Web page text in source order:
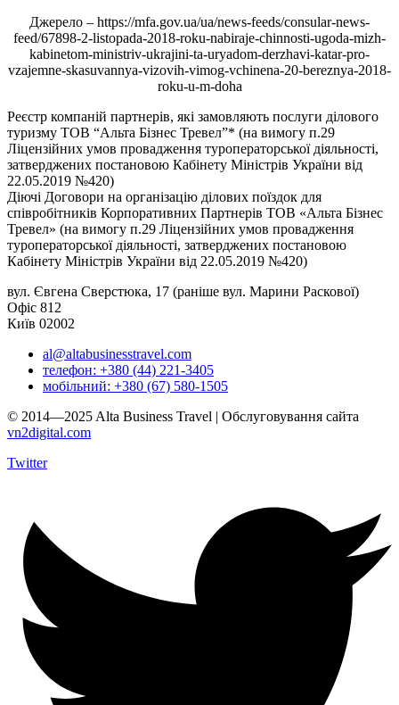
Джерело – https://mfa.gov.ua/ua/news-feeds/consular-news-
feed/67898-2-listopada-2018-roku-nabiraje-chinnosti-ugoda-mizh-
kabinetom-ministriv-ukrajini-ta-uryadom-derzhavi-katar-pro-
vzajemne-skasuvannya-vizovih-vimog-vchinena-20-bereznya-2018-
roku-u-m-doha
Реєстр компаній партнерів, які замовляють послуги ділового
туризму ТОВ “Альта Бізнес Тревел”* (на вимогу п.29
Ліцензійних умов провадження туроператорської діяльності,
затверджених постановою Кабінету Міністрів України від
22.05.2019 №420)
Діючі Договори на організацію ділових поїздок для
співробітників Корпоративних Партнерів ТОВ «Альта Бізнес
Тревел» (на вимогу п.29 Ліцензійних умов провадження
туроператорської діяльності, затверджених постановою
Кабінету Міністрів України від 22.05.2019 №420)
вул. Євгена Сверстюка, 17 (раніше вул. Марини Раскової)
Офіс 812
Київ 02002
al@altabusinesstravel.com
телефон: +380 (44) 221-3405
мобільний: +380 (67) 580-1505
© 2014—2025 Alta Business Travel | Обслуговування сайта
vn2digital.com
Twitter